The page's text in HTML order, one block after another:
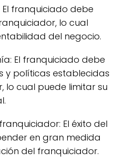
franquiciado debe
lo cual
del negocio.
El franquiciado debe
y políticas establecidas
lo cual puede limitar su
El éxito del
en gran medida
del franquiciador.